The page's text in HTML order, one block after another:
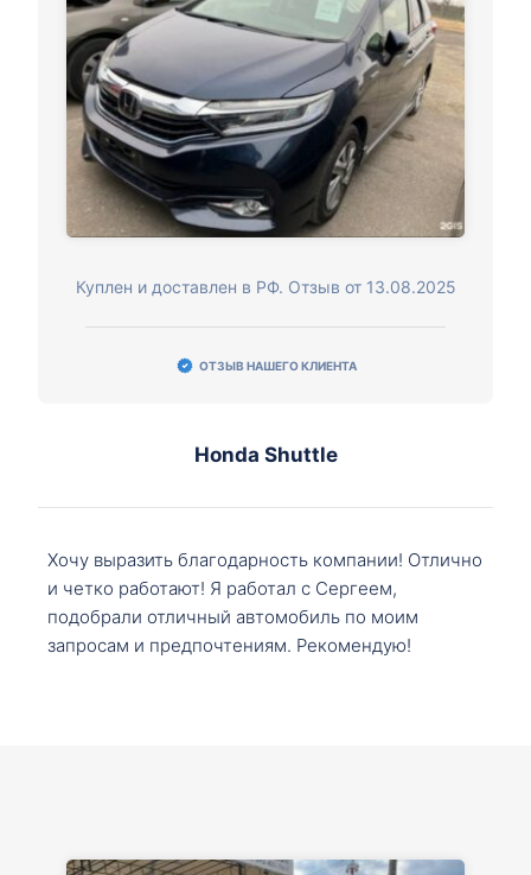
Куплен и доставлен в РФ. Отзыв от 13.08.2025
ОТЗЫВ НАШЕГО КЛИЕНТА
Honda Shuttle
Хочу выразить благодарность компании! Отлично
и четко работают! Я работал с Сергеем,
подобрали отличный автомобиль по моим
запросам и предпочтениям. Рекомендую!